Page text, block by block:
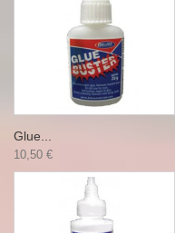
Glue...
10,50 €